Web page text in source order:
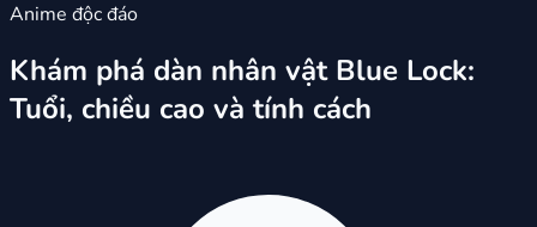
Anime độc đáo
Khám phá dàn nhân vật Blue Lock:
Tuổi, chiều cao và tính cách